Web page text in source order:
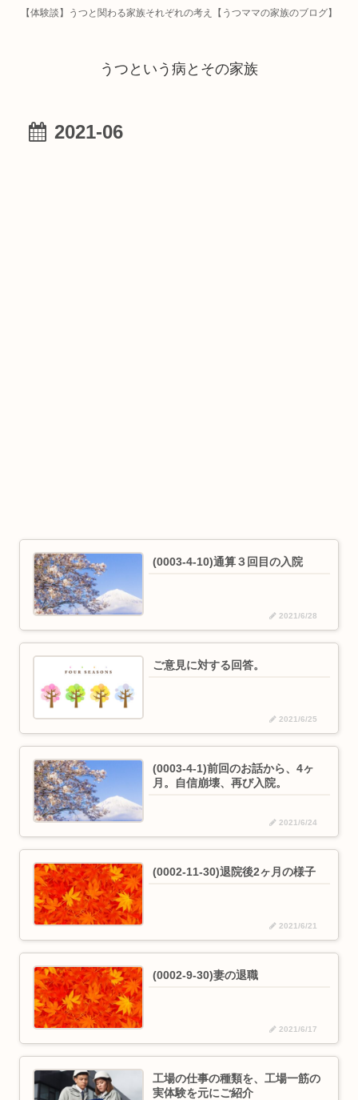
【体験談】うつと関わる家族それぞれの考え【うつママの家族のブログ】
うつという病とその家族
2021-06
(0003-4-10)通算３回目の入院
2021/6/28
ご意見に対する回答。
2021/6/25
(0003-4-1)前回のお話から、4ヶ
月。自信崩壊、再び入院。
2021/6/24
(0002-11-30)退院後2ヶ月の様子
2021/6/21
(0002-9-30)妻の退職
2021/6/17
工場の仕事の種類を、工場一筋の
実体験を元にご紹介